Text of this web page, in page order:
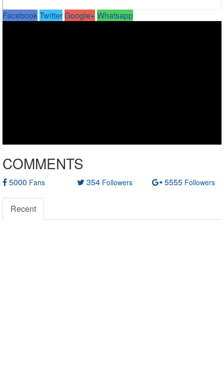
FacebookTwitterGoogle+Whatsapp
COMMENTS
5000 Fans 354 Followers 5555 Followers
Recent